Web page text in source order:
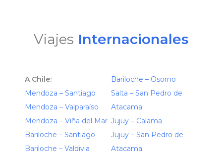
Viajes Internacionales
A Chile:
Mendoza – Santiago
Mendoza – Valparaíso
Mendoza – Viña del Mar
Bariloche – Santiago
Bariloche – Valdivia
Bariloche – Osorno
Salta – San Pedro de
Atacama
Jujuy – Calama
Jujuy – San Pedro de
Atacama